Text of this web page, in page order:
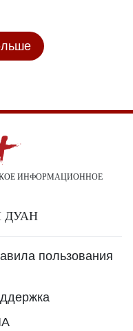
ИНФОРМАЦИОННОЕ
ДУАН
пользования